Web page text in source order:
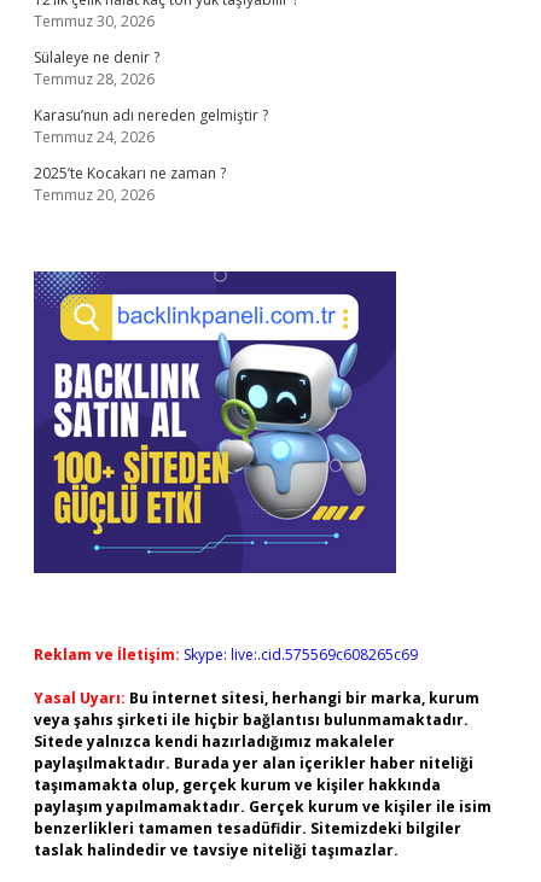
Temmuz 30, 2026
Sülaleye ne denir ?
Temmuz 28, 2026
Karasu’nun adı nereden gelmiştir ?
Temmuz 24, 2026
2025’te Kocakarı ne zaman ?
Temmuz 20, 2026
Reklam ve İletişim: Skype: live:.cid.575569c608265c69
Yasal Uyarı: Bu internet sitesi, herhangi bir marka, kurum
veya şahıs şirketi ile hiçbir bağlantısı bulunmamaktadır.
Sitede yalnızca kendi hazırladığımız makaleler
paylaşılmaktadır. Burada yer alan içerikler haber niteliği
taşımamakta olup, gerçek kurum ve kişiler hakkında
paylaşım yapılmamaktadır. Gerçek kurum ve kişiler ile isim
benzerlikleri tamamen tesadüfidir. Sitemizdeki bilgiler
taslak halindedir ve tavsiye niteliği taşımazlar.